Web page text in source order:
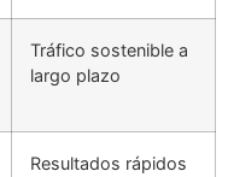
Tráfico sostenible a
largo plazo
Resultados rápidos